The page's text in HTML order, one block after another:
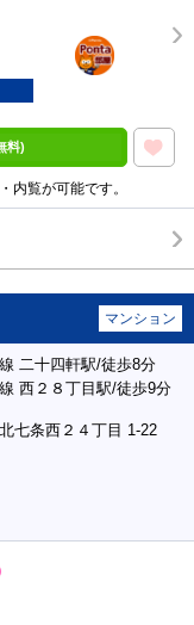
ポンタ
部屋
料)
内覧が可能です。
マンション
二十四軒駅/徒歩8分
西２８丁目駅/徒歩9分
七条西２４丁目 1-22